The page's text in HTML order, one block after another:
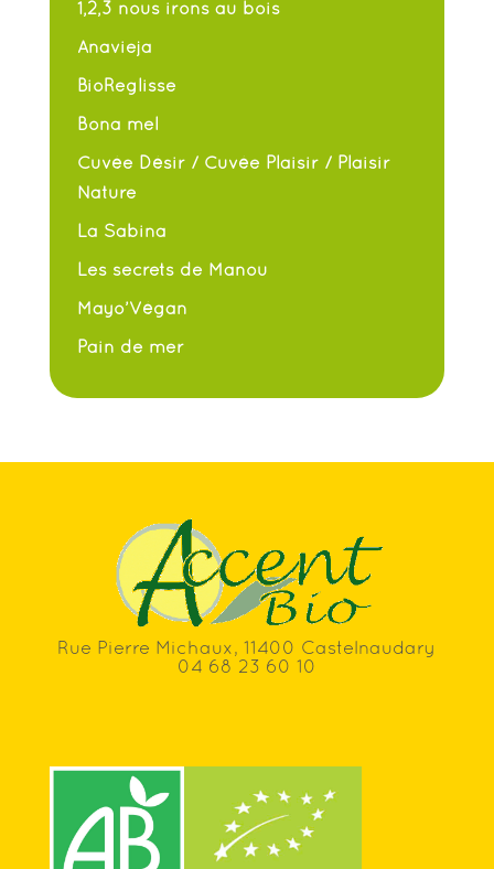
1,2,3 nous irons au bois
Anavieja
BioReglisse
Bona mel
Cuvée Désir / Cuvée Plaisir / Plaisir
Nature
La Sabina
Les secrets de Manou
Mayo’Végan
Pain de mer
Rue Pierre Michaux, 11400 Castelnaudary
04 68 23 60 10